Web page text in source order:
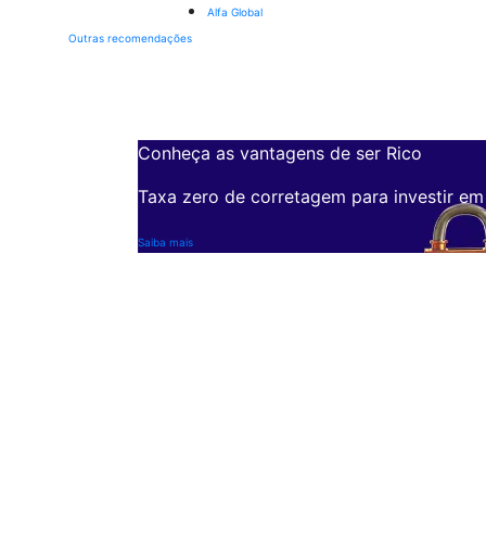
Alfa Global
Outras recomendações
Conheça as vantagens de ser Rico
Taxa zero de corretagem para investir
Saiba mais